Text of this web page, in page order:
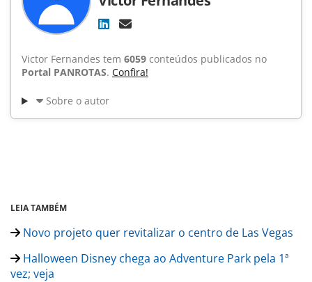
Victor Fernandes tem 6059 conteúdos publicados no
Portal PANROTAS. Confira!
Sobre o autor
LEIA TAMBÉM
Novo projeto quer revitalizar o centro de Las Vegas
Halloween Disney chega ao Adventure Park pela 1ª
vez; veja